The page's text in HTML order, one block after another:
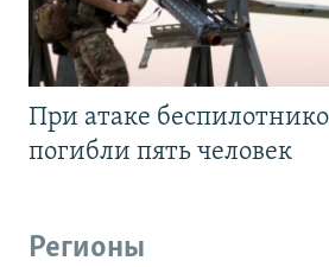
При атаке
погибли пять человек
Регионы